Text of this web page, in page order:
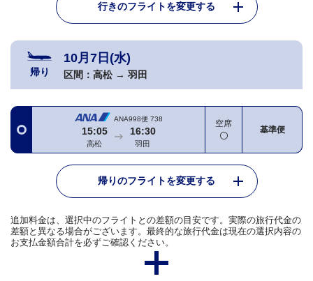
行きのフライトを変更する
帰り
10月7日(水)
区間： 高松→ 羽田
ANA998便 738
15:05
高松
16:30
羽田
空席
基準便
帰りのフライトを変更する
追加料金は、選択中のフライトとの差額の目安です。実際の旅行代金の
差額と異なる場合がございます。最終的な旅行代金は現在の選択内容の
お支払金額合計を必ずご確認ください。